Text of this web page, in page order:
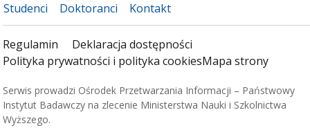
Studenci Doktoranci Kontakt
Regulamin
Deklaracja dostępności
Polityka prywatności i polityka cookiesMapa strony
Serwis prowadzi Ośrodek Przetwarzania Informacji – Państwowy
Instytut Badawczy na zlecenie Ministerstwa Nauki i Szkolnictwa
Wyższego.